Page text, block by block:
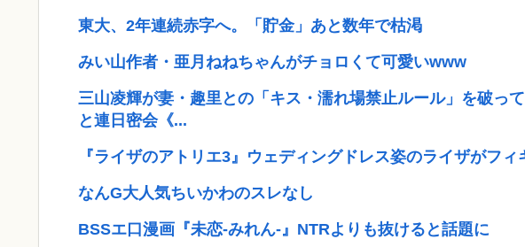
東大、2年連続赤字へ。「貯金」あと数年で枯渇
みい山作者・亜月ねねちゃんがチョロくて可愛いwww
三山凌輝が妻・趣里との「キス・濡れ場禁止ルール」を破っ
と連日密会《...
『ライザのアトリエ3』ウェディングドレス姿のライザがフ
なんG大人気ちいかわのスレなし
BSSエ口漫画『未恋-みれん-』NTRよりも抜けると話題に